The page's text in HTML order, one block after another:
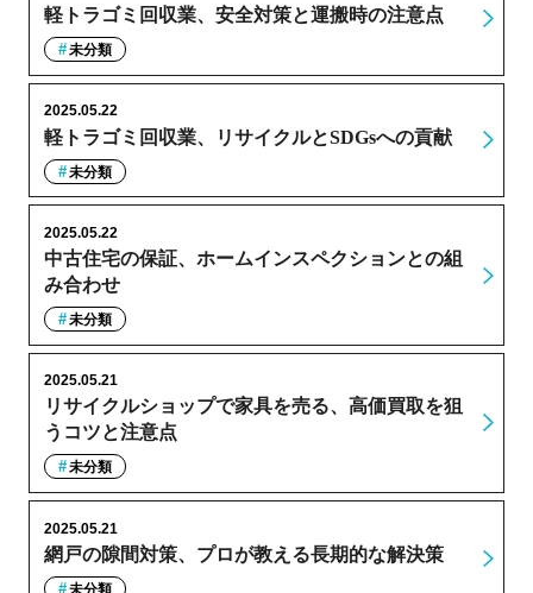
軽トラゴミ回収業、安全対策と運搬時の注意点
未分類
軽トラゴミ回収業、リサイクルとSDGsへの貢献
2025.05.22
未分類
中古住宅の保証、ホームインスペクションとの組
み合わせ
2025.05.22
未分類
リサイクルショップで家具を売る、高価買取を狙
うコツと注意点
2025.05.21
未分類
網戸の隙間対策、プロが教える長期的な解決策
2025.05.21
未分類